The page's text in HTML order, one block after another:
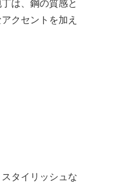
は、鋼の質感と
クセントを加え
タイリッシュな